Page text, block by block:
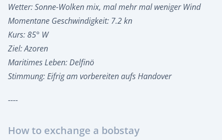
Wetter: Sonne-Wolken mix, mal mehr mal weniger Wind
Momentane Geschwindigkeit: 7.2 kn
Kurs: 85° W
Ziel: Azoren
Maritimes Leben: Delfinö
Stimmung: Eifrig am vorbereiten aufs Handover
----
How to exchange a bobstay